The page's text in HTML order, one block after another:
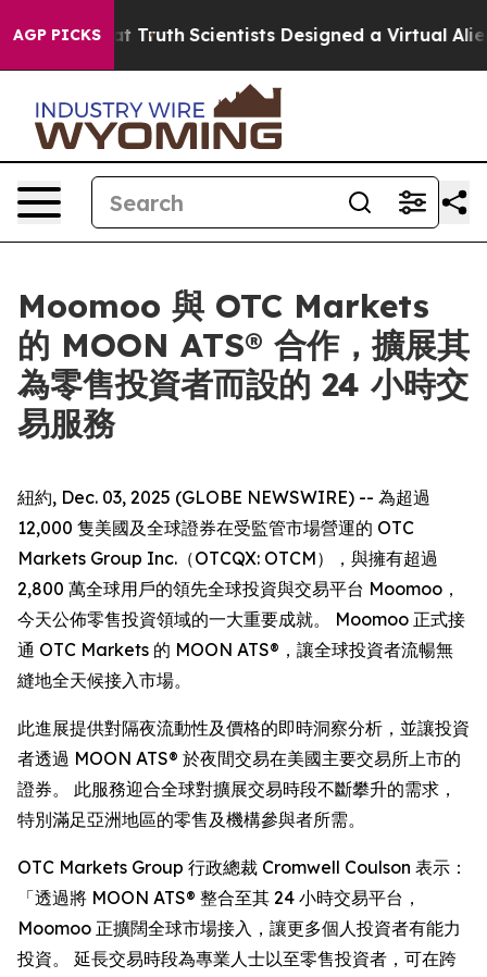
AGP PICKS
That TruthScientists Designed a Virtual Alien
Moomoo 與 OTC Markets
的 MOON ATS® 合作，擴展其
為零售投資者而設的 24 小時交
易服務
紐約, Dec. 03, 2025 (GLOBE NEWSWIRE) -- 為超過
12,000 隻美國及全球證券在受監管市場營運的 OTC
Markets Group Inc.（OTCQX: OTCM），與擁有超過
2,800 萬全球用戶的領先全球投資與交易平台 Moomoo，
今天公佈零售投資領域的一大重要成就。 Moomoo 正式接
通 OTC Markets 的 MOON ATS®，讓全球投資者流暢無
縫地全天候接入市場。
此進展提供對隔夜流動性及價格的即時洞察分析，並讓投資
者透過 MOON ATS® 於夜間交易在美國主要交易所上市的
證券。 此服務迎合全球對擴展交易時段不斷攀升的需求，
特別滿足亞洲地區的零售及機構參與者所需。
OTC Markets Group 行政總裁 Cromwell Coulson 表示：
「透過將 MOON ATS® 整合至其 24 小時交易平台，
Moomoo 正擴闊全球市場接入，讓更多個人投資者有能力
投資。 延長交易時段為專業人士以至零售投資者，可在跨